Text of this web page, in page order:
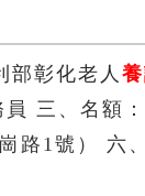
部彰化老人
三、名額
路1號） 六